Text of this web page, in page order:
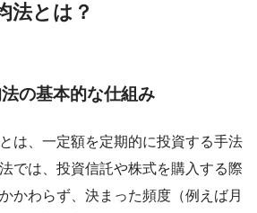
法とは？
法の基本的な仕組み
は、一定額を定期的に投資する手法
では、投資信託や株式を購入する際
かわらず、決まった頻度（例えば月